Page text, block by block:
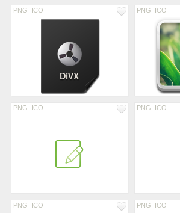
PNG ICO PNG ICO
PNG ICO PNG ICO
PNG ICO PNG ICO